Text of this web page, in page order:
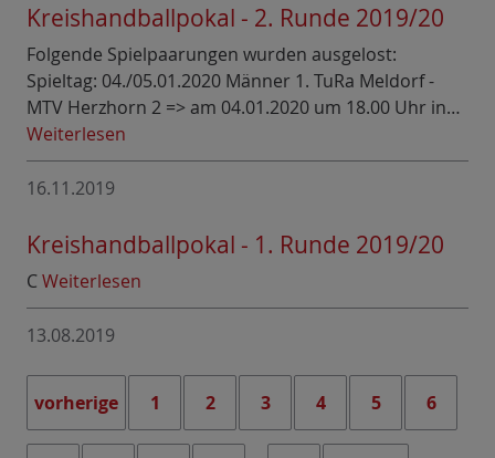
Kreishandballpokal - 2. Runde 2019/20
Folgende Spielpaarungen wurden ausgelost:
Spieltag: 04./05.01.2020 Männer 1. TuRa Meldorf -
MTV Herzhorn 2 => am 04.01.2020 um 18.00 Uhr in…
Weiterlesen
16.11.2019
Kreishandballpokal - 1. Runde 2019/20
CWeiterlesen
13.08.2019
vorherige 1 2 3 4 5 6